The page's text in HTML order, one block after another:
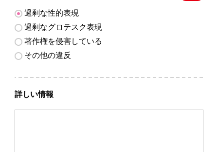
過剰な性的表現
過剰なグロテスク表現
著作権を侵害している
その他の違反
詳しい情報